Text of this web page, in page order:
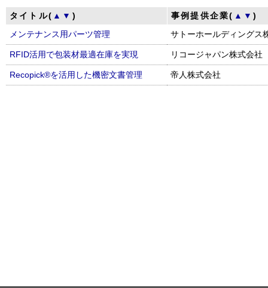
タイトル( ▲ ▼ ) 事例提供企業( ▲ ▼)
メンテナンス用パーツ管理
サトーホールディングス
RFID活用で包装材最適在庫を実現 リコージャパン株式会社
Recopick®を活用した機密文書管理 帝人株式会社